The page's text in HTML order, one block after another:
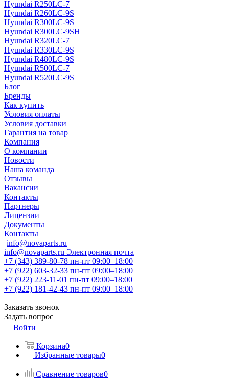
Hyundai R250LC-7
Hyundai R260LC-9S
Hyundai R300LC-9S
Hyundai R300LC-9SH
Hyundai R320LC-7
Hyundai R330LC-9S
Hyundai R480LC-9S
Hyundai R500LC-7
Hyundai R520LC-9S
Блог
Бренды
Как купить
Условия оплаты
Условия доставки
Гарантия на товар
Компания
О компании
Новости
Наша команда
Отзывы
Вакансии
Контакты
Партнеры
Лицензии
Документы
Контакты
info@novaparts.ru
info@novaparts.ru Электронная почта
+7 (343) 389-80-78 пн-пт 09:00–18:00
+7 (922) 603-32-33 пн-пт 09:00–18:00
+7 (922) 223-11-01 пн-пт 09:00–18:00
+7 (922) 181-42-43 пн-пт 09:00–18:00
Заказать звонок
Задать вопрос
Войти
Корзина0
Избранные товары0
Сравнение товаров0